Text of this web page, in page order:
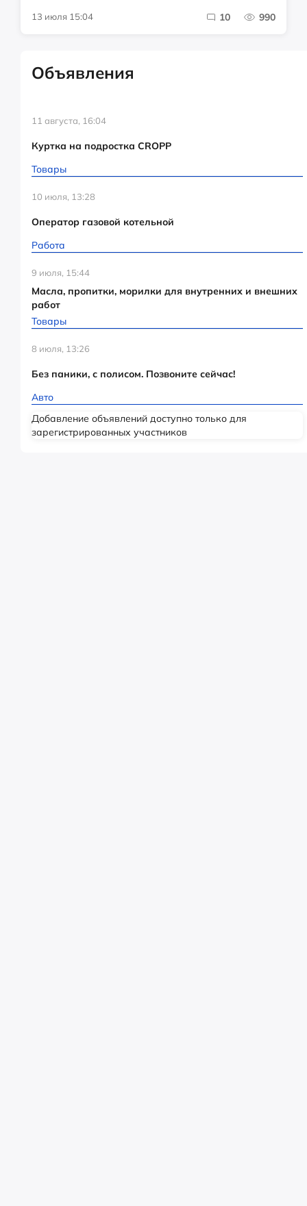
13 июля 15:04 10 990
Объявления
11 августа, 16:04
Куртка на подростка CROPP
Товары
10 июля, 13:28
Оператор газовой котельной
Работа
9 июля, 15:44
Масла, пропитки, морилки для внутренних и внешних
работ
Товары
8 июля, 13:26
Без паники, с полисом. Позвоните сейчас!
Авто
Добавление объявлений доступно только для
зарегистрированных участников